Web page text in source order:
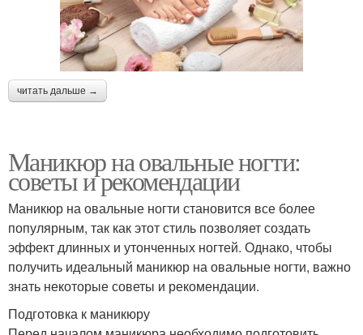
читать дальше →
Маникюр на овальные ногти:
советы и рекомендации
Маникюр на овальные ногти становится все более
популярным, так как этот стиль позволяет создать
эффект длинных и утонченных ногтей. Однако, чтобы
получить идеальный маникюр на овальные ногти, важно
знать некоторые советы и рекомендации.
Подготовка к маникюру